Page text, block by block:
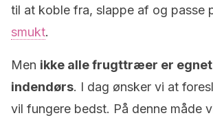
til at koble fra, slappe af og passe
smukt.
Men ikke alle frugttræer er
indendørs. I dag ønsker vi at
vil fungere bedst. På denne måde